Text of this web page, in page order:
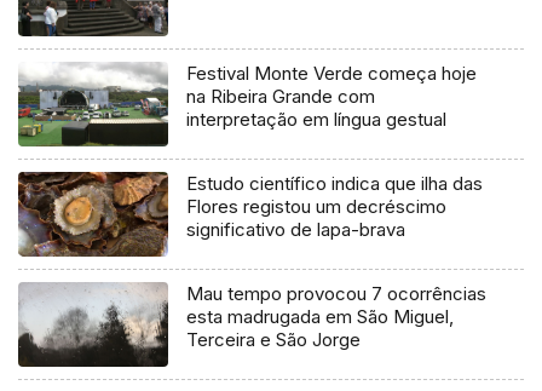
Festival Monte Verde começa hoje
na Ribeira Grande com
interpretação em língua gestual
Estudo científico indica que ilha das
Flores registou um decréscimo
significativo de lapa-brava
Mau tempo provocou 7 ocorrências
esta madrugada em São Miguel,
Terceira e São Jorge